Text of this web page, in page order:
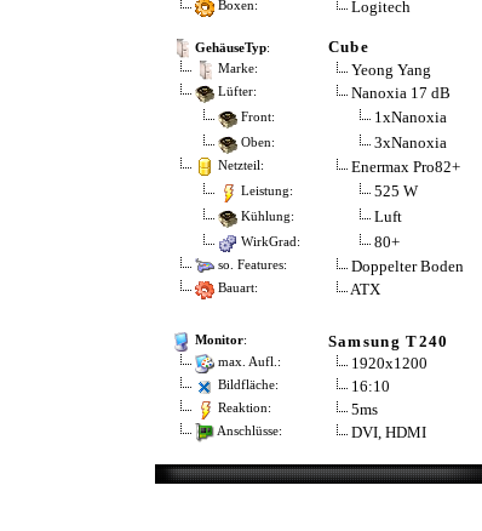
Boxen: Logitech
GehäuseTyp: Cube
Marke: Yeong Yang
Lüfter: Nanoxia 17 dB
Front: 1xNanoxia
Oben: 3xNanoxia
Netzteil: Enermax Pro82+
Leistung: 525 W
Kühlung: Luft
WirkGrad: 80+
so. Features: Doppelter Boden
Bauart: ATX
Monitor: Samsung T240
max. Aufl.: 1920x1200
Bildfläche: 16:10
Reaktion: 5ms
Anschlüsse: DVI, HDMI